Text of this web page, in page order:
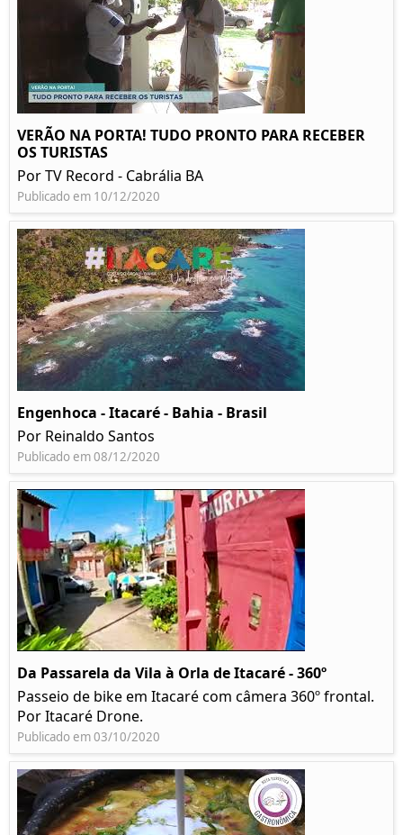
VERÃO NA PORTA! TUDO PRONTO PARA RECEBER
OS TURISTAS
Por TV Record - Cabrália BA
Publicado em 10/12/2020
Engenhoca - Itacaré - Bahia - Brasil
Por Reinaldo Santos
Publicado em 08/12/2020
Da Passarela da Vila à Orla de Itacaré - 360º
Passeio de bike em Itacaré com câmera 360º frontal.
Por Itacaré Drone.
Publicado em 03/10/2020